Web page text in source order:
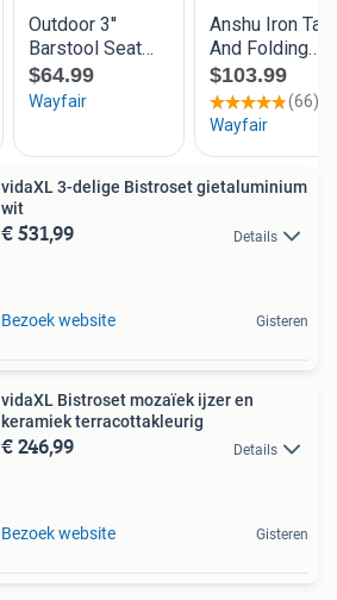
vidaXL 3-delige Bistroset gietaluminium
wit
€ 531,99 Details
Bezoek website Gisteren
vidaXL Bistroset mozaïek ijzer en
keramiek terracottakleurig
€ 246,99 Details
Bezoek website Gisteren